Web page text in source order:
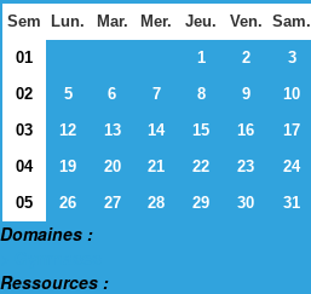
Sem Lun. Mar. Mer. Jeu. Ven. Sam.
01
1 2 3
02
5 6 7 8 9 10
03
12 13 14 15 16 17
04
19 20 21 22 23 24
05
26 27 28 29 30 31
Domaines :
Ressources :